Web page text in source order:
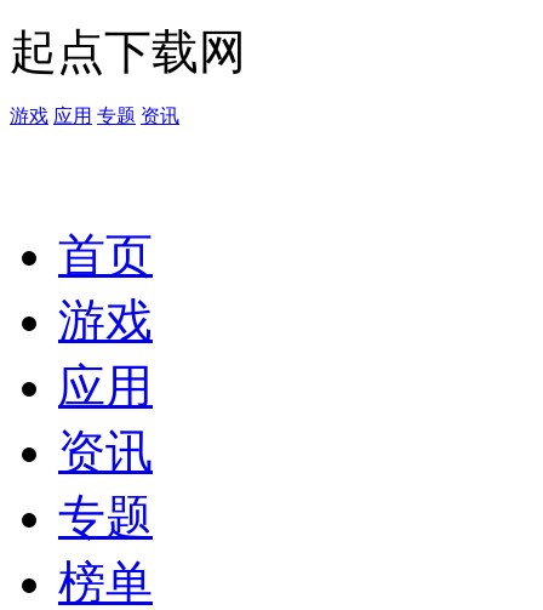
起点下载网
游戏 应用 专题 资讯
首页
游戏
应用
资讯
专题
榜单